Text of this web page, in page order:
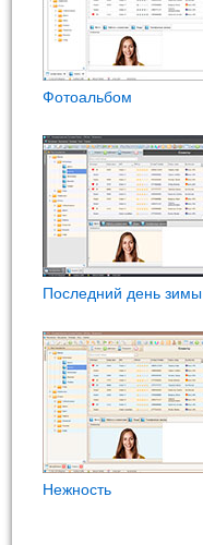
Фотоальбом
Последний день зимы
Нежность